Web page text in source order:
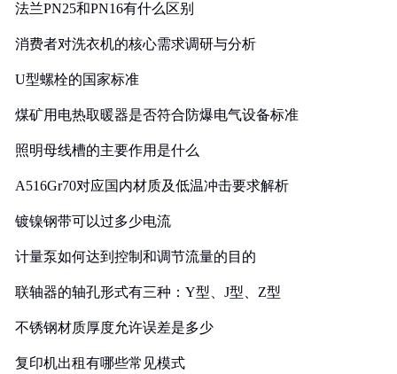
法兰PN25和PN16有什么区别
消费者对洗衣机的核心需求调研与分析
U型螺栓的国家标准
煤矿用电热取暖器是否符合防爆电气设备标准
照明母线槽的主要作用是什么
A516Gr70对应国内材质及低温冲击要求解析
镀镍钢带可以过多少电流
计量泵如何达到控制和调节流量的目的
联轴器的轴孔形式有三种：Y型、J型、Z型
不锈钢材质厚度允许误差是多少
复印机出租有哪些常见模式